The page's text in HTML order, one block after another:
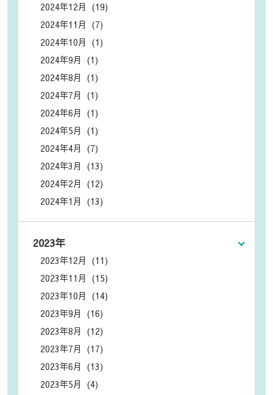
2024年12月 (19)
2024年11月 (7)
2024年10月 (1)
2024年9月 (1)
2024年8月 (1)
2024年7月 (1)
2024年6月 (1)
2024年5月 (1)
2024年4月 (7)
2024年3月 (13)
2024年2月 (12)
2024年1月 (13)
2023年
2023年12月 (11)
2023年11月 (15)
2023年10月 (14)
2023年9月 (16)
2023年8月 (12)
2023年7月 (17)
2023年6月 (13)
2023年5月 (4)